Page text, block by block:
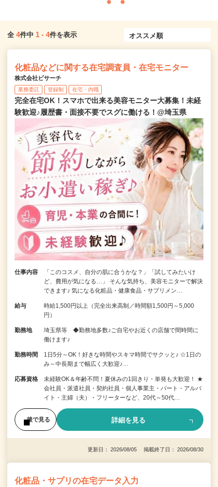
全 4件中 1 - 4件を表示
化粧品などに関する在宅調査員・在宅モニター
株式会社ビサーチ
業務委託 登録制 在宅・内職
完全在宅OK！スマホで出来る美容モニター大募集！未経
験歓迎♪履歴書・面接不要でスグに働ける！@埼玉県
仕事内容
「このコスメ、自分の肌に合うかな？」「試してみたいけ
ど、費用が気になる…」 そんな気持ち、美容モニターで解決
できます♪ 気になる化粧品・健康食品・サプリメン…
給与
時給1,500円以上（完全出来高制／時間額1,500円～5,000
円）
勤務地
埼玉県等 ◆勤務地多数♪ご自宅やお近くの店舗で間時間に
働けます♪
勤務時間
1日5分～OK！好きな時間やスキマ時間でサクッと♪ ☆1日の
み～中長期まで幅広く大歓迎♪…
応募資格
未経験OK＆年齢不問！夏休みの1回きり・単発も大歓迎！ ★
会社員・派遣社員・契約社員・個人事業主・パート・アルバ
イト・主婦（夫）・フリーターなど、20代～50代…
後で見る 詳細を見る
更新日： 2026/08/05 掲載終了日： 2026/08/30
化粧品・サプリの在宅データ入力